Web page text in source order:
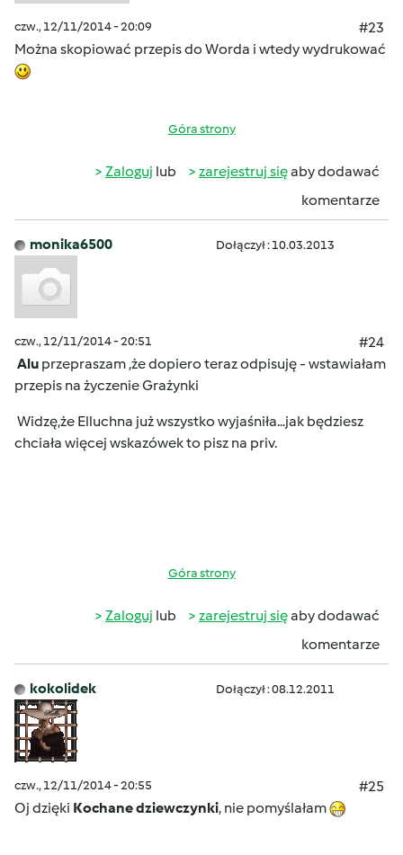
czw., 12/11/2014 - 20:09
#23
Można skopiować przepis do Worda i wtedy wydrukować
Góra strony
Zaloguj lub zarejestruj sięaby dodawać
komentarze
monika6500 Dołączył : 10.03.2013
czw., 12/11/2014 - 20:51
#24
Alu przepraszam ,że dopiero teraz odpisuję - wstawiałam
przepis na życzenie Grażynki
Widzę,że Elluchna już wszystko wyjaśniła...jak będziesz
chciała więcej wskazówek to pisz na priv.
Góra strony
Zaloguj lub zarejestruj sięaby dodawać
komentarze
kokolidek Dołączył : 08.12.2011
czw., 12/11/2014 - 20:55
#25
Oj dzięki Kochane dziewczynki, nie pomyślałam